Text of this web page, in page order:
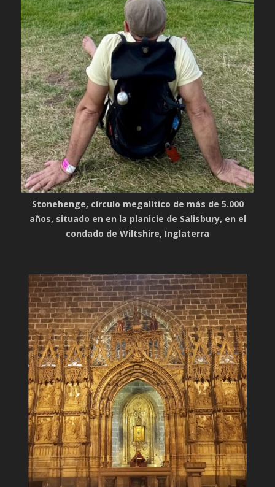
Stonehenge, círculo megalítico de más de 5.000
años, situado en en la planicie de Salisbury, en el
condado de Wiltshire, Inglaterra